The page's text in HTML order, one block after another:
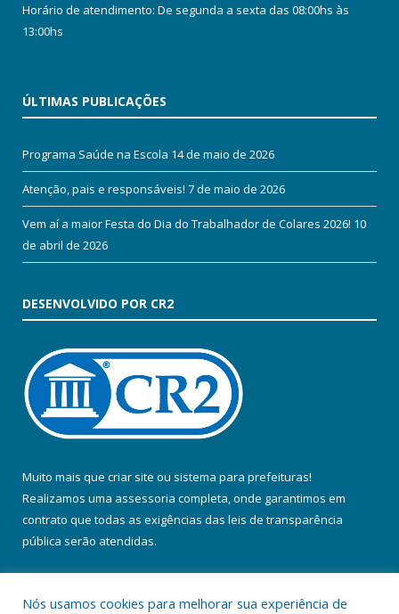
Horário de atendimento: De segunda a sexta das 08:00hs às
13:00hs
ÚLTIMAS PUBLICAÇÕES
Programa Saúde na Escola 14 de maio de 2026
Atenção, pais e responsáveis! 7 de maio de 2026
Vem aí a maior Festa do Dia do Trabalhador de Colares 2026! 10
de abril de 2026
DESENVOLVIDO POR CR2
Muito mais que criar site ou sistema para prefeituras!
Realizamos uma assessoria completa, onde garantimos em
contrato que todas as exigências das leis de transparência
pública serão atendidas.
Nós usamos cookies para melhorar sua experiência de